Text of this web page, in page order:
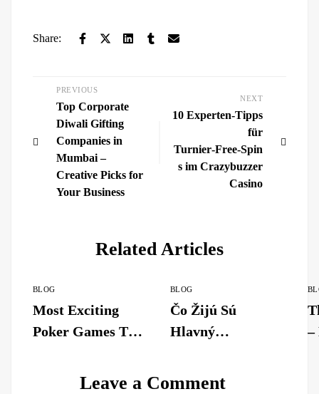
Share:
PREVIOUS
Top Corporate
Diwali Gifting
Companies in
Mumbai –
Creative Picks for
Your Business
NEXT
10 Experten‑Tipps
für
Turnier‑Free‑Spin
s im Crazybuzzer
Casino
Related Articles
BLOG
Most Exciting
Poker Games To
casinolemon-
BLOG
Čo Žijú Sú
Hlavný
–
Leave a Comment